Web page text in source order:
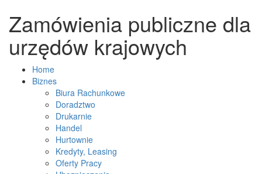
Zamówienia publiczne dla
urzędów krajowych
Home
Biznes
Biura Rachunkowe
Doradztwo
Drukarnie
Handel
Hurtownie
Kredyty, Leasing
Oferty Pracy